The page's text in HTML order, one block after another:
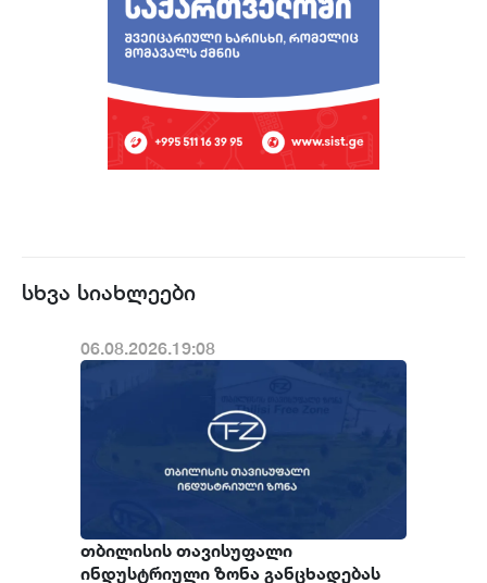
სხვა სიახლეები
06.08.2026.19:08
თბილისის თავისუფალი
ინდუსტრიული ზონა განცხადებას